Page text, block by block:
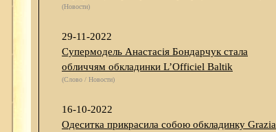
(Новости)
29-11-2022
Супермодель Анастасія Бондарчук стала
обличчям обкладинки L’Officiel Baltik
(Слово / Новости)
16-10-2022
Одеситка прикрасила собою обкладинку Grazia